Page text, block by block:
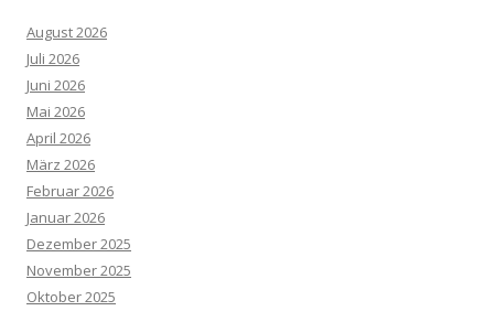
August 2026
Juli 2026
Juni 2026
Mai 2026
April 2026
März 2026
Februar 2026
Januar 2026
Dezember 2025
November 2025
Oktober 2025